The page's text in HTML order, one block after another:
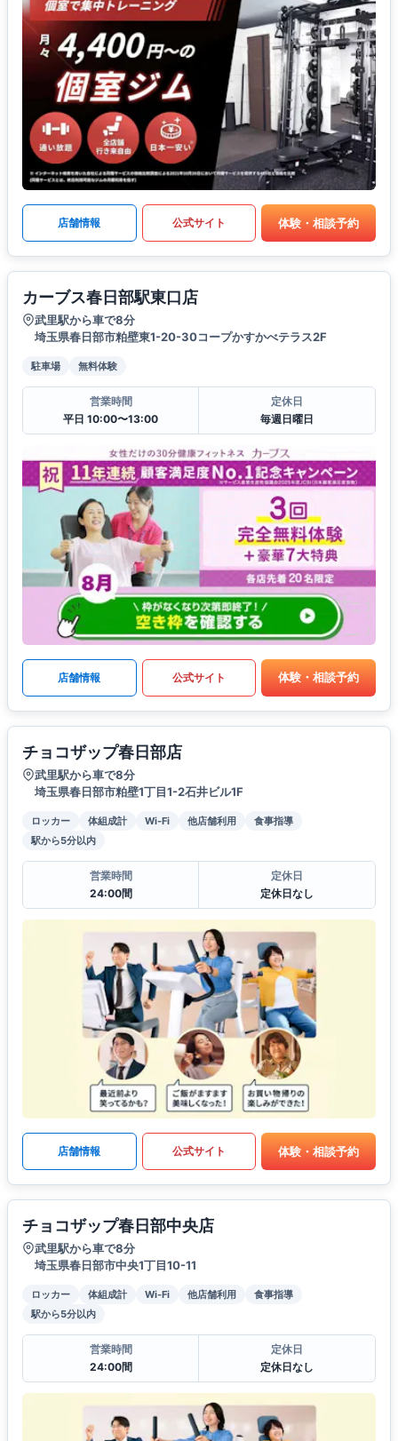
店舗情報 公式サイト 体験・相談予約
カーブス春日部駅東口店
武里駅から車で8分
埼玉県春日部市粕壁東1-20-30コープかすかべテラス2F
駐車場 無料体験
営業時間
平日 10:00〜13:00
定休日
毎週日曜日
店舗情報 公式サイト 体験・相談予約
チョコザップ春日部店
武里駅から車で8分
埼玉県春日部市粕壁1丁目1-2石井ビル1F
ロッカー 体組成計 Wi-Fi 他店舗利用
食事指導
駅から5分以内
営業時間
24:00間
定休日
定休日なし
店舗情報 公式サイト 体験・相談予約
チョコザップ春日部中央店
武里駅から車で8分
埼玉県春日部市中央1丁目10-11
ロッカー 体組成計 Wi-Fi 他店舗利用
食事指導
駅から5分以内
営業時間
24:00間
定休日
定休日なし